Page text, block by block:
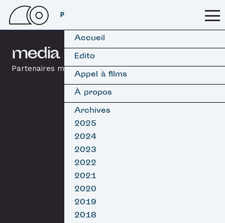
PSSFF 2026
Accueil
Edito
Appel à films
À propos
Archives
2025
2024
2023
2022
2021
2020
2019
2018
media partners
Partenaires médias